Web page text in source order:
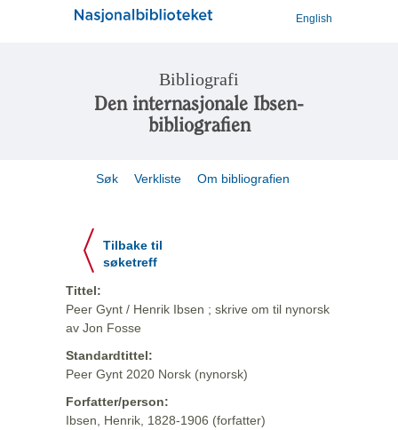
English
Bibliografi
Den internasjonale Ibsen-
bibliografien
Søk Verkliste Om bibliografien
Tilbake til
søketreff
Tittel:
Peer Gynt / Henrik Ibsen ; skrive om til nynorsk
av Jon Fosse
Standardtittel:
Peer Gynt 2020 Norsk (nynorsk)
Forfatter/person:
Ibsen, Henrik, 1828-1906 (forfatter)